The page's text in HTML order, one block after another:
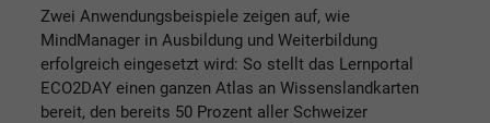
Zwei Anwendungsbeispiele zeigen auf, wie
MindManager in Ausbildung und Weiterbildung
erfolgreich eingesetzt wird: So stellt das Lernportal
ECO2DAY einen ganzen Atlas an Wissenslandkarten
bereit, den bereits 50 Prozent aller Schweizer